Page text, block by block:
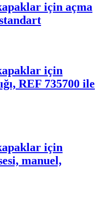
için açma
için
REF 735700 ile
için
manuel,